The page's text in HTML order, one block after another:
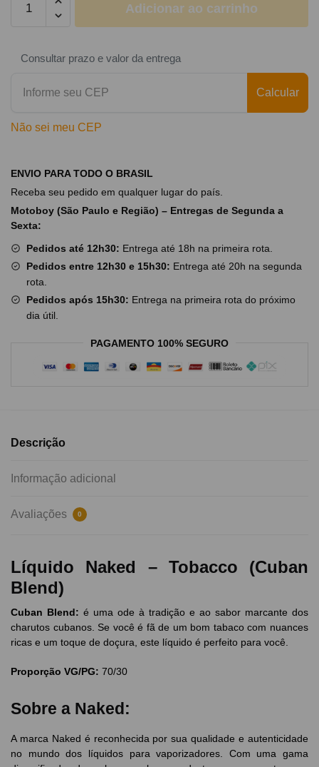
Adicionar ao carrinho
Consultar prazo e valor da entrega
Calcular
Não sei meu CEP
ENVIO PARA TODO O BRASIL
Receba seu pedido em qualquer lugar do país.
Motoboy (São Paulo e Região) – Entregas de Segunda a
Sexta:
Pedidos até 12h30: Entrega até 18h na primeira rota.
Pedidos entre 12h30 e 15h30: Entrega até 20h na segunda
rota.
Pedidos após 15h30: Entrega na primeira rota do próximo
dia útil.
PAGAMENTO 100% SEGURO
Descrição
Informação adicional
Avaliações 0
Líquido Naked – Tobacco (Cuban
Blend)
Cuban Blend: é uma ode à tradição e ao sabor marcante dos
charutos cubanos. Se você é fã de um bom tabaco com nuances
ricas e um toque de doçura, este líquido é perfeito para você.
Proporção VG/PG: 70/30
Sobre a Naked:
A marca Naked é reconhecida por sua qualidade e autenticidade
no mundo dos líquidos para vaporizadores. Com uma gama